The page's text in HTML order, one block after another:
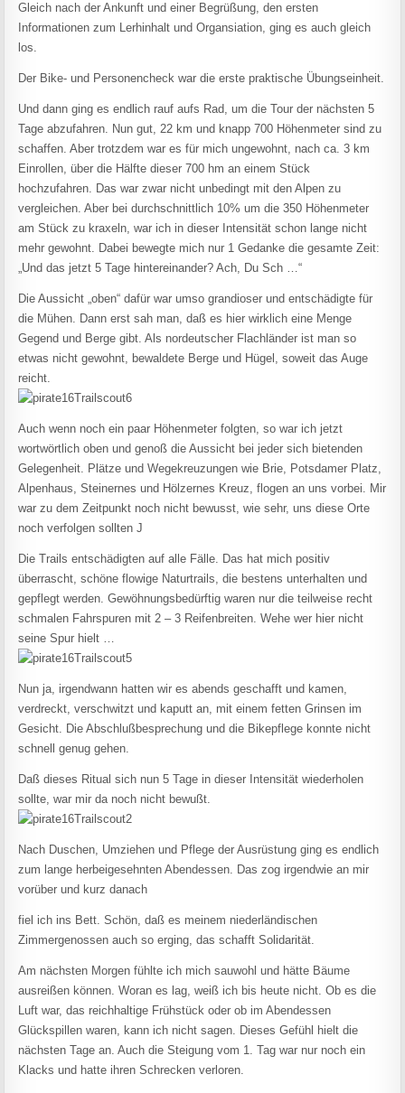
Gleich nach der Ankunft und einer Begrüßung, den ersten
Informationen zum Lerhinhalt und Organsiation, ging es auch gleich
los.
Der Bike- und Personencheck war die erste praktische Übungseinheit.
Und dann ging es endlich rauf aufs Rad, um die Tour der nächsten 5
Tage abzufahren. Nun gut, 22 km und knapp 700 Höhenmeter sind zu
schaffen. Aber trotzdem war es für mich ungewohnt, nach ca. 3 km
Einrollen, über die Hälfte dieser 700 hm an einem Stück
hochzufahren. Das war zwar nicht unbedingt mit den Alpen zu
vergleichen. Aber bei durchschnittlich 10% um die 350 Höhenmeter
am Stück zu kraxeln, war ich in dieser Intensität schon lange nicht
mehr gewohnt. Dabei bewegte mich nur 1 Gedanke die gesamte Zeit:
„Und das jetzt 5 Tage hintereinander? Ach, Du Sch …“
Die Aussicht „oben“ dafür war umso grandioser und entschädigte für
die Mühen. Dann erst sah man, daß es hier wirklich eine Menge
Gegend und Berge gibt. Als nordeutscher Flachländer ist man so
etwas nicht gewohnt, bewaldete Berge und Hügel, soweit das Auge
reicht.
Auch wenn noch ein paar Höhenmeter folgten, so war ich jetzt
wortwörtlich oben und genoß die Aussicht bei jeder sich bietenden
Gelegenheit. Plätze und Wegekreuzungen wie Brie, Potsdamer Platz,
Alpenhaus, Steinernes und Hölzernes Kreuz, flogen an uns vorbei. Mir
war zu dem Zeitpunkt noch nicht bewusst, wie sehr, uns diese Orte
noch verfolgen sollten J
Die Trails entschädigten auf alle Fälle. Das hat mich positiv
überrascht, schöne flowige Naturtrails, die bestens unterhalten und
gepflegt werden. Gewöhnungsbedürftig waren nur die teilweise recht
schmalen Fahrspuren mit 2 – 3 Reifenbreiten. Wehe wer hier nicht
seine Spur hielt …
Nun ja, irgendwann hatten wir es abends geschafft und kamen,
verdreckt, verschwitzt und kaputt an, mit einem fetten Grinsen im
Gesicht. Die Abschlußbesprechung und die Bikepflege konnte nicht
schnell genug gehen.
Daß dieses Ritual sich nun 5 Tage in dieser Intensität wiederholen
sollte, war mir da noch nicht bewußt.
Nach Duschen, Umziehen und Pflege der Ausrüstung ging es endlich
zum lange herbeigesehnten Abendessen. Das zog irgendwie an mir
vorüber und kurz danach
fiel ich ins Bett. Schön, daß es meinem niederländischen
Zimmergenossen auch so erging, das schafft Solidarität.
Am nächsten Morgen fühlte ich mich sauwohl und hätte Bäume
ausreißen können. Woran es lag, weiß ich bis heute nicht. Ob es die
Luft war, das reichhaltige Frühstück oder ob im Abendessen
Glückspillen waren, kann ich nicht sagen. Dieses Gefühl hielt die
nächsten Tage an. Auch die Steigung vom 1. Tag war nur noch ein
Klacks und hatte ihren Schrecken verloren.